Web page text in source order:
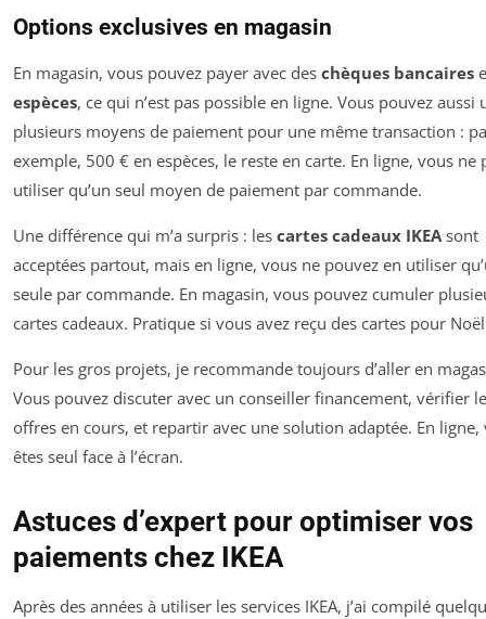
Options exclusives en magasin
En magasin, vous pouvez payer avec des chèques bancaires
espèces, ce qui n’est pas possible en ligne. Vous pouvez aussi
plusieurs moyens de paiement pour une même transaction :
exemple, 500 € en espèces, le reste en carte. En ligne, vous ne
utiliser qu’un seul moyen de paiement par commande.
Une différence qui m’a surpris : les cartes cadeaux IKEAsont
acceptées partout, mais en ligne, vous ne pouvez en utiliser
seule par commande. En magasin, vous pouvez cumuler
cartes cadeaux. Pratique si vous avez reçu des cartes pour
Pour les gros projets, je recommande toujours d’aller en
Vous pouvez discuter avec un conseiller financement, vérifier
offres en cours, et repartir avec une solution adaptée. En ligne,
êtes seul face à l’écran.
Astuces d’expert pour optimiser vos
paiements chez IKEA
Après des années à utiliser les services IKEA, j’ai compilé